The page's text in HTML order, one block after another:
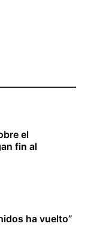
el
fin al
ha vuelto”